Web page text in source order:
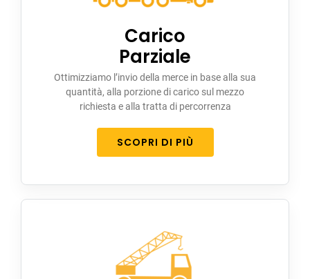
Carico
Parziale
Ottimizziamo l’invio della merce in base alla sua
quantità, alla porzione di carico sul mezzo
richiesta e alla tratta di percorrenza
SCOPRI DI PIÙ